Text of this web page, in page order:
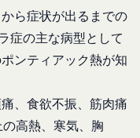
ら症状が出るまでの
症の主な病型として
ンティアック熱が知
、食欲不振、筋肉痛
高熱、寒気、胸
よりお客様が提
ることがありま
たお客様情報
いて定める利用
ビス」といいま
行う者をいいま
サービスの利用
後の本サービスの
義務関係を定める